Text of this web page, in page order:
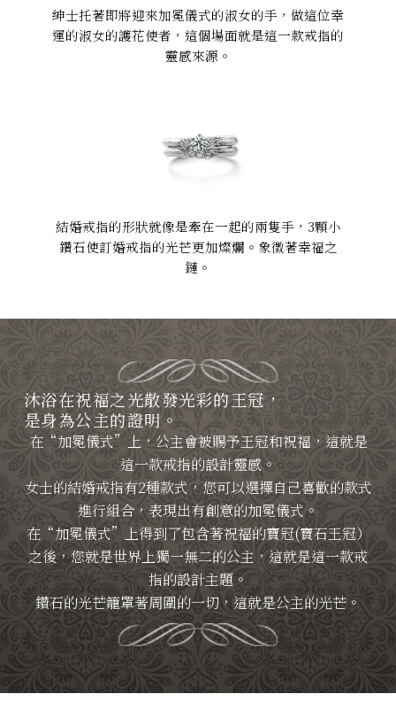
紳士托著即將迎來加冕儀式的淑女的手，做這位幸
運的淑女的護花使者，這個場面就是這一款戒指的
靈感來源。
結婚戒指的形狀就像是牽在一起的兩隻手，3顆小
鑽石使訂婚戒指的光芒更加燦爛。象徵著幸福之
鏈。
沐浴在祝福之光散發光彩的王冠，
是身為公主的證明。
在“加冕儀式”上，公主會被賜予王冠和祝福，這就是
這一款戒指的設計靈感。
女士的結婚戒指有2種款式，您可以選擇自己喜歡的款式
進行組合，表現出有創意的加冕儀式。
在“加冕儀式”上得到了包含著祝福的寶冠(寶石王冠）
之後，您就是世界上獨一無二的公主，這就是這一款戒
指的設計主題。
鑽石的光芒籠罩著周圍的一切，這就是公主的光芒。